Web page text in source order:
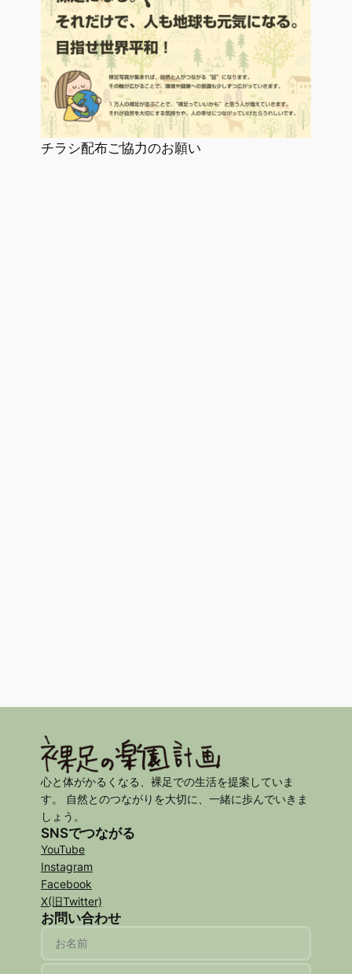
チラシ配布ご協力のお願い
心と体がかるくなる、裸足での生活を提案していま
す。 自然とのつながりを大切に、一緒に歩んでいきま
しょう。
SNSでつながる
YouTube
Instagram
Facebook
X(旧Twitter)
お問い合わせ